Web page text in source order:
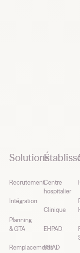
Solutions
Recrutement
Intégration
Planning
& GTA
Remplacements
Centre
hospitalier
Clinique
EHPAD
SSIAD